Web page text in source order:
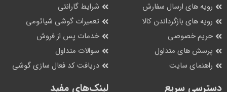
رویه های ارسال سفارش
رویه های بازگرداندن کالا
حریم خصوصی
پرسش های متداول
راهنمای سایت
شرایط گارانتی
تعمیرات گوشی شیائومی
خدمات پس از فروش
سوالات متداول
دریافت کد فعال سازی گوشی
دسترسی سریع لینک‌های مفید